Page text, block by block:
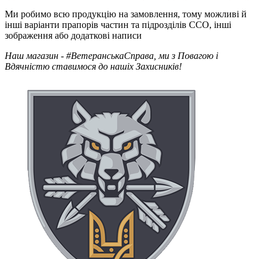
Ми робимо всю продукцію на замовлення, тому можливі й
інші варіанти прапорів частин та підрозділів ССО, інші
зображення або додаткові написи
Наш магазин - #ВетеранськаСправа, ми з Повагою і
Вдячністю ставимося до нашіх Захисників!